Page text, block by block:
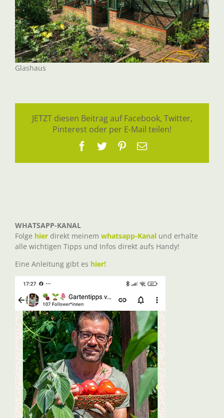
Glashaus
JETZT diesen Beitrag auf Facebook, Twitter,
Pinterest oder per E-Mail teilen!
Facebook
TwitterPinterest
E-
WHATSAPP-KANAL
Folge hier direkt meinem whatsapp-Kanal und erhalte
alle wichtigen Tipps und Infos direkt aufs Handy!
Eine Anleitung gibt es hier!